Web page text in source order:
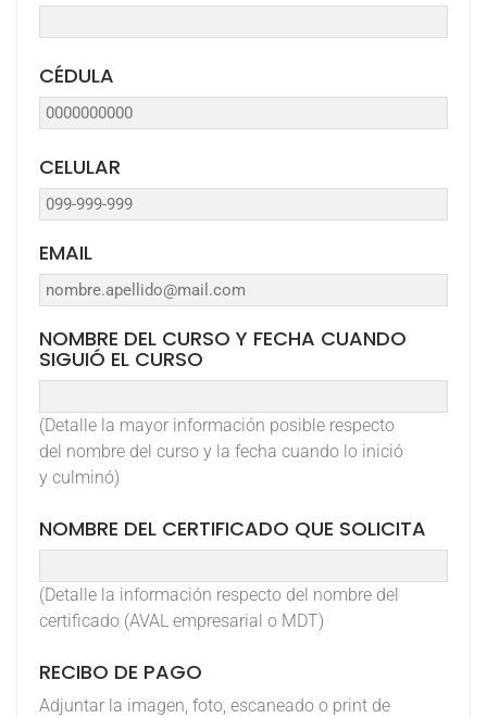
CÉDULA
CELULAR
EMAIL
NOMBRE DEL CURSO Y FECHA CUANDO
SIGUIÓ EL CURSO
(Detalle la mayor información posible respecto
del nombre del curso y la fecha cuando lo inició
y culminó)
NOMBRE DEL CERTIFICADO QUE SOLICITA
(Detalle la información respecto del nombre del
certificado (AVAL empresarial o MDT)
RECIBO DE PAGO
Adjuntar la imagen, foto, escaneado o print de